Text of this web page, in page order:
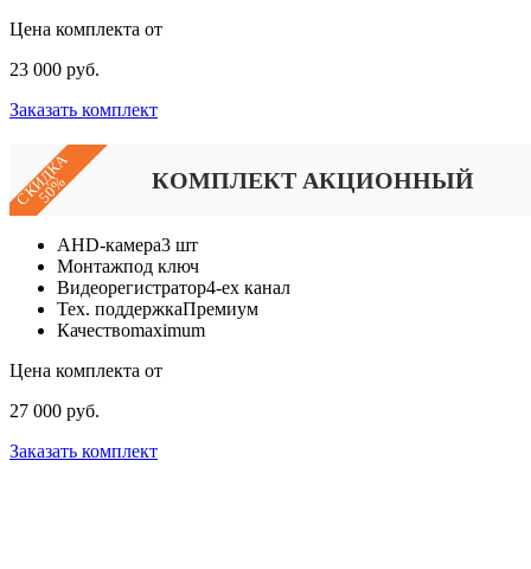
Цена комплекта от
23 000 руб.
Заказать комплект
СКИДКА
50% КОМПЛЕКТ АКЦИОННЫЙ
AHD-камера3 шт
Монтажпод ключ
Видеорегистратор4-ех канал
Тех. поддержкаПремиум
Качествоmaximum
Цена комплекта от
27 000 руб.
Заказать комплект